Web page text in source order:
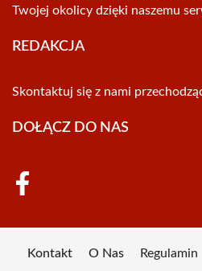
Twojej okolicy dzięki naszemu
REDAKCJA
Skontaktuj się z nami
DOŁĄCZ DO NAS
Kontakt O Nas Regulamin